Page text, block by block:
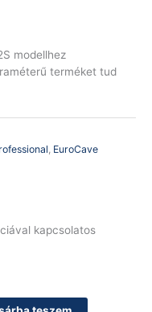
modellhez
terméket tud
, EuroCave
kapcsolatos